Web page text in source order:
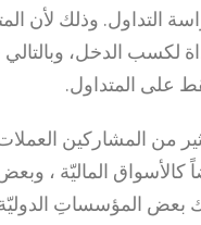
التداول. وذلك لأن
لكسب الدخل، وبالتالي
على المتداول.
من المشاركين العملات
كالأسواق الماليّة ،
بعض المؤسساتِ